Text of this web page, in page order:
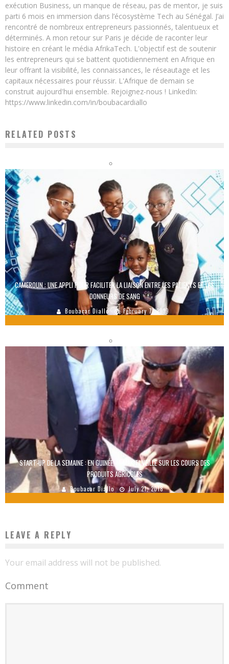
exécution Business, un manque de réseau, pas de mentor, je suis
parti 6 mois en immersion dans l’écosystème Tech au Sénégal. J’ai
rencontré de nombreux entrepreneurs passionnés, talentueux et
déterminés. A mon retour sur Paris je décide de raconter leur
histoire en créant le média AfrikaTech. L'objectif est de soutenir
les entrepreneurs qui se battent quotidiennement en Afrique en
leur offrant la visibilité, les connaissances, le réseautage et les
capitaux nécessaires pour réussir. L'Afrique de demain se
construit aujourd'hui ensemble. Rejoignez-nous ! LinkedIn:
https://www.linkedin.com/in/boubacardiallo
RELATED POSTS
CAMEROUN : UNE APPLI POUR FACILITER LA LIAISON ENTRE LES PATIENTS ET LES
DONNEURS DE SANG
Boubacar Diallo February 7, 2019
START-UP DE LA SEMAINE : EN GUINÉE, M-MAKITI VEILLE SUR LES COURS DES
PRODUITS AGRICOLES
Boubacar Diallo July 21, 2018
LEAVE A REPLY
Your email address will not be published.
Comment